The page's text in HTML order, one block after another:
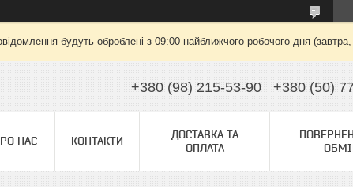
будуть оброблені з 09:00 найближчого робочого дня
+380 (98) 215-53-90 +380 (50)
НАС КОНТАКТИ
ДОСТАВКА ТА
ОПЛАТА